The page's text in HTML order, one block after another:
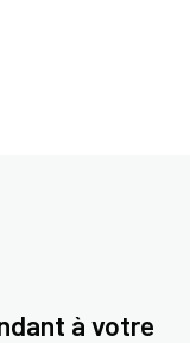
à votre